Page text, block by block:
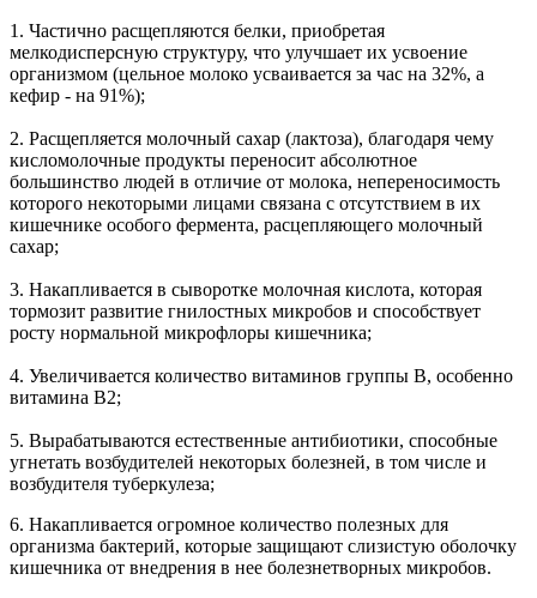
1. Частично расщепляются белки, приобретая
мелкодисперсную структуру, что улучшает их усвоение
организмом (цельное молоко усваивается за час на 32%, а
кефир - на 91%);
2. Расщепляется молочный сахар (лактоза), благодаря чему
кисломолочные продукты переносит абсолютное
большинство людей в отличие от молока, непереносимость
которого некоторыми лицами связана с отсутствием в их
кишечнике особого фермента, расцепляющего молочный
сахар;
3. Накапливается в сыворотке молочная кислота, которая
тормозит развитие гнилостных микробов и способствует
росту нормальной микрофлоры кишечника;
4. Увеличивается количество витаминов группы В, особенно
витамина В2;
5. Вырабатываются естественные антибиотики, способные
угнетать возбудителей некоторых болезней, в том числе и
возбудителя туберкулеза;
6. Накапливается огромное количество полезных для
организма бактерий, которые защищают слизистую оболочку
кишечника от внедрения в нее болезнетворных микробов.